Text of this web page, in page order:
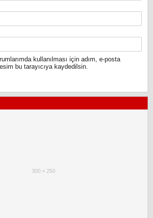
kullanılması için adım, e-posta
bu tarayıcıya kaydedilsin.
300 × 250